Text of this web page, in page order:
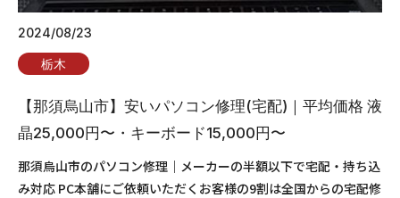
2024/08/23
栃木
【那須烏山市】安いパソコン修理(宅配)｜平均価格 液
晶25,000円〜・キーボード15,000円〜
那須烏山市のパソコン修理｜メーカーの半額以下で宅配・持ち込
み対応 PC本舗にご依頼いただくお客様の9割は全国からの宅配修